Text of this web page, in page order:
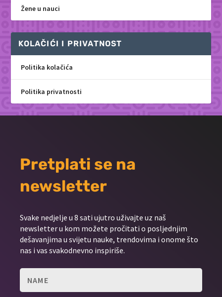
Žene u nauci
KOLAČIĆI I PRIVATNOST
Politika kolačića
Politika privatnosti
Pretplati se na
newsletter
Svake nedjelje u 8 sati ujutro uživajte uz naš
newsletter u kom možete pročitati o posljednjim
dešavanjima u svijetu nauke, trendovima i onome što
nas i vas svakodnevno inspiriše.